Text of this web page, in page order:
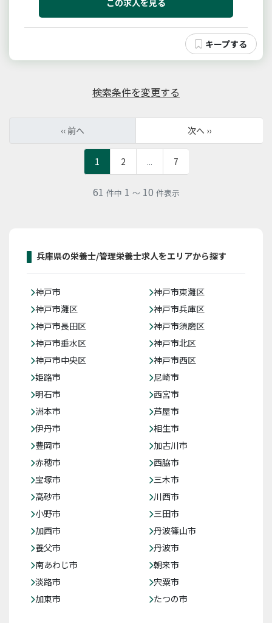
検索条件を変更する
‹‹ 前へ 次へ ››
1 2 ... 7
61 件中 1 ～ 10 件表示
兵庫県の栄養士/管理栄養士求人をエリアから探す
神戸市
神戸市東灘区
神戸市灘区
神戸市兵庫区
神戸市長田区
神戸市須磨区
神戸市垂水区
神戸市北区
神戸市中央区
神戸市西区
姫路市
尼崎市
明石市
西宮市
洲本市
芦屋市
伊丹市
相生市
豊岡市
加古川市
赤穂市
西脇市
宝塚市
三木市
高砂市
川西市
小野市
三田市
加西市
丹波篠山市
養父市
丹波市
南あわじ市
朝来市
淡路市
宍粟市
加東市
たつの市